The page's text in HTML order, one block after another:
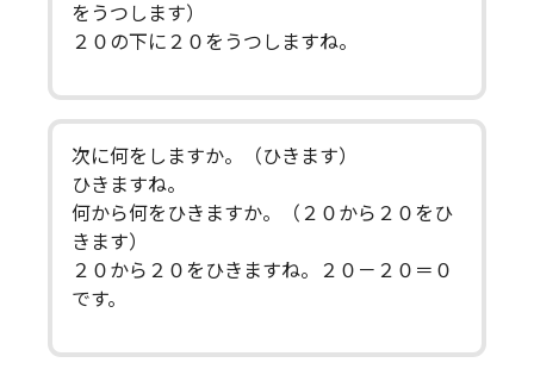
をうつします）
２０の下に２０をうつしますね。
次に何をしますか。（ひきます）
ひきますね。
何から何をひきますか。（２０から２０をひ
きます）
２０から２０をひきますね。２０－２０＝０
です。